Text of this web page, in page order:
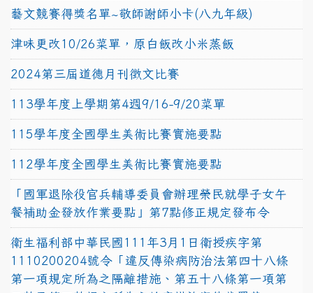
藝文競賽得獎名單~敬師謝師小卡(八九年級)
津味更改10/26菜單，原白飯改小米蒸飯
2024第三屆道德月刊徵文比賽
113學年度上學期第4週9/16-9/20菜單
115學年度全國學生美術比賽實施要點
112學年度全國學生美術比賽實施要點
「國軍退除役官兵輔導委員會辦理榮民就學子女午
餐補助金發放作業要點」第7點修正規定發布令
衛生福利部中華民國111年3月1日衛授疾字第
1110200204號令「違反傳染病防治法第四十八條
第一項規定所為之隔離措施、第五十八條第一項第